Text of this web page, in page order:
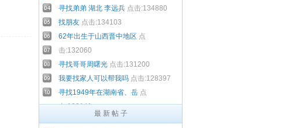
寻找弟弟 湖北 李远兵 点击:134880
找朋友 点击:134103
62年出生于山西晋中地区 点
击:132060
寻找哥哥周曙光 点击:131200
我要找家人可以帮我吗 点击:128397
寻找1949年在湖南省、岳 点
击:126141
最 新 帖 子